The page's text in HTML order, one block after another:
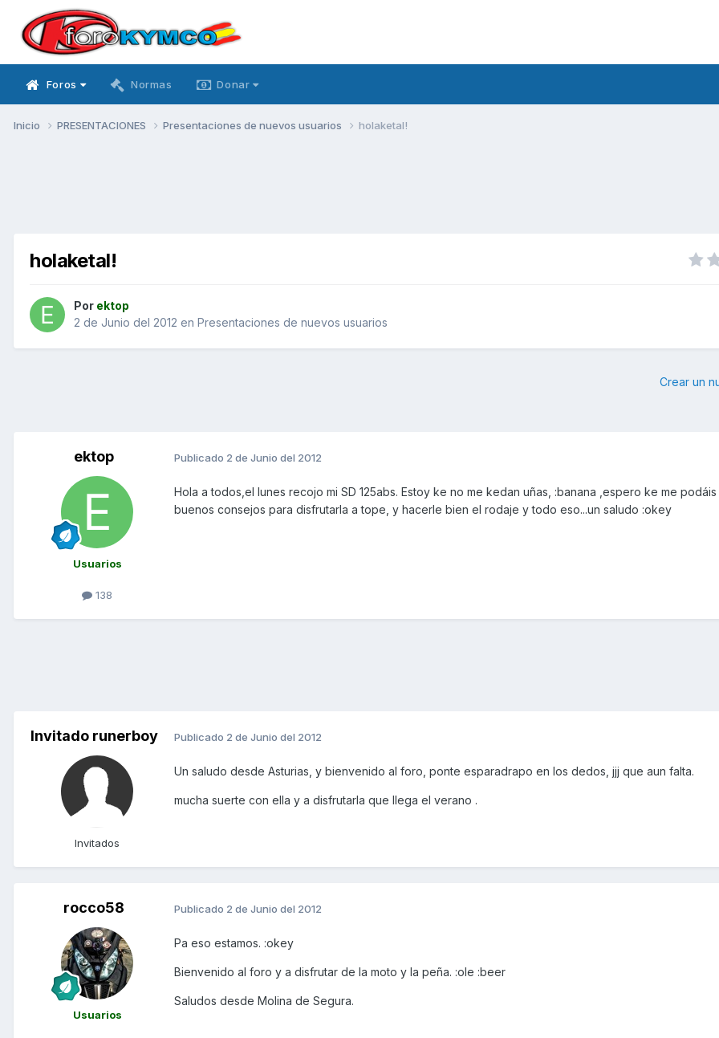
Foros Normas Donar
Inicio PRESENTACIONES Presentaciones de nuevos usuarios holaketal!
holaketal!
Por ektop
2 de Junio del 2012 en Presentaciones de nuevos usuarios
Crear un
ektop
Usuarios
138
Publicado 2 de Junio del 2012
Hola a todos,el lunes recojo mi SD 125abs. Estoy ke no me kedan uñas, :banana ,espero ke me
buenos consejos para disfrutarla a tope, y hacerle bien el rodaje y todo eso...un saludo :okey
Invitado runerboy
Invitados
Publicado 2 de Junio del 2012
Un saludo desde Asturias, y bienvenido al foro, ponte esparadrapo en los dedos, jjj que aun falta.
mucha suerte con ella y a disfrutarla que llega el verano .
rocco58
Usuarios
Publicado 2 de Junio del 2012
Pa eso estamos. :okey
Bienvenido al foro y a disfrutar de la moto y la peña. :ole :beer
Saludos desde Molina de Segura.